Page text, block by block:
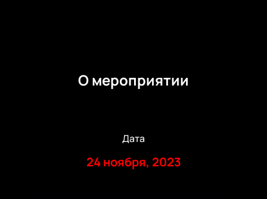
О мероприятии
Дата
24 ноября, 2023